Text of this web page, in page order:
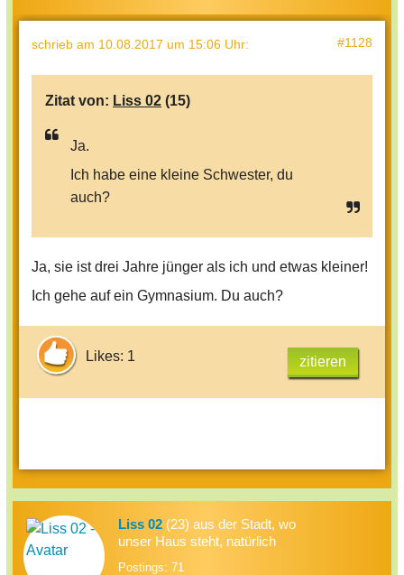
schrieb am 10.08.2017 um 15:06 Uhr: #1128
Zitat von: Liss 02 (15)
Ja.
Ich habe eine kleine Schwester, du
auch?
Ja, sie ist drei Jahre jünger als ich und etwas kleiner!
Ich gehe auf ein Gymnasium. Du auch?
Likes: 1 zitieren
Liss 02 (23) aus der Stadt, wo
unser Haus steht, natürlich
Postings: 71